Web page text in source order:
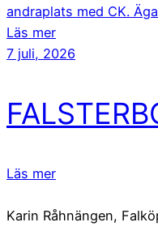
andraplats med CK.
Läs mer
7 juli, 2026
Läs mer
Karin Råhnängen,